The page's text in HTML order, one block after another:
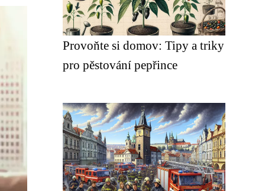
Provoňte si domov: Tipy a triky
pro pěstování pepřince